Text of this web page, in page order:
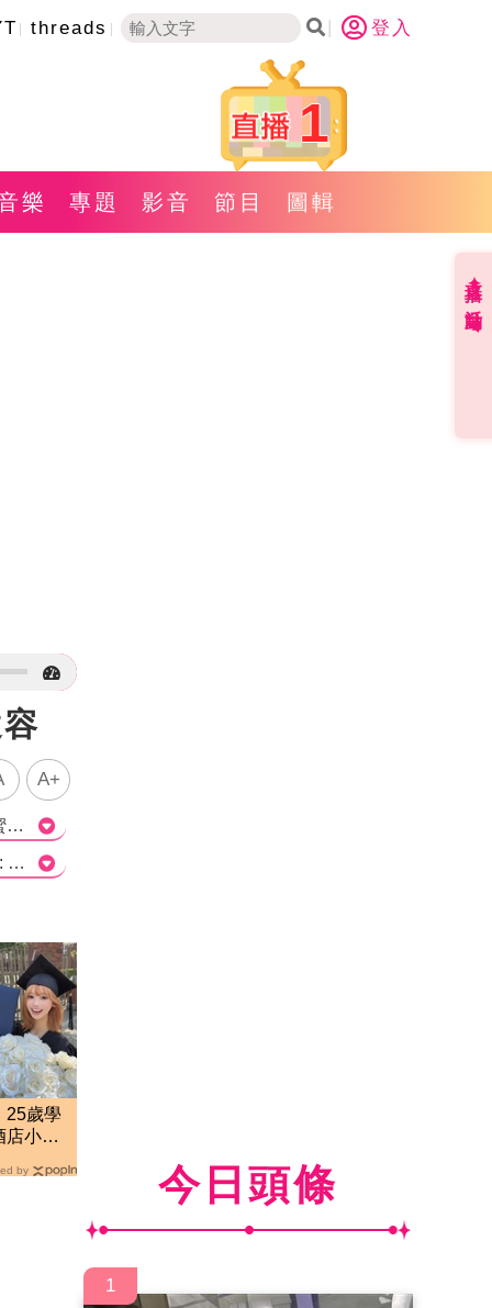
threads 登入
1
樂 專題 影音 節目 圖輯
A+
這篇文章報導了馬來西亞女星莊群施在拍戲途中突然不適並猝逝的消息。根據報導，莊群施的閨蜜透露她死於腦出血，並且在Instagram上曬出了開棺瞻仰遺容的照片。莊群施的遺體將被帶回她的家鄉玻璃市設靈，並將於本週六出殯。 這個消息無疑讓莊群施的粉絲和親友們感到震驚和悲痛。蔡子這位男星作了當時情況的還原，說莊群施在拍攝過程中出現頭暈、想吐等症狀，並最終昏迷並死亡。雖然據報導現場有懂急救的工作人員，但莊群施在救護車到達之前就已不幸離世，整個過程只有不到40分鐘的時間。 莊群施作為一位童星出身的女星，她的突然離世讓人感到非常可惜。她在演藝界有著亮眼的成績，轉型為演員和主持人後也獲得了不少的成功。對於她具體死因的報導還需要更多的確認和證實，但如果確實是因為腦出血導致的突然不幸去世，這也是一個需要引起注意的健康問題。 這樣的突發事件再次提醒我們，任何人都可能突然遭遇身體的健康問題，所以我們應該時刻保持警覺並照顧好自己的身體。同時，我們也應該對莊群施的親友和粉絲們表達最深切的慰問和哀悼。我們希望莊群施能夠在另一個世界獲得永恆的寧靜。>
Q1: 莊群施是哪個國家的女星？ A) 台灣 B) 中國 C) 馬來西亞 D) 新加坡 正確解答: C) 馬來西亞 Q2: 莊群施的死因是什麼？ A) 心臟病 B) 腦出血 C) 肺癌 D) 車禍 正確解答: B) 腦出血 Q3: 莊群施的遺體將在哪個地方設靈？ A) 台北市 B) 香港 C) 上海 D) 玻璃市 正確解答: D) 玻璃市
25歲學
店小姐
by 今日頭條
1
直播✦活動